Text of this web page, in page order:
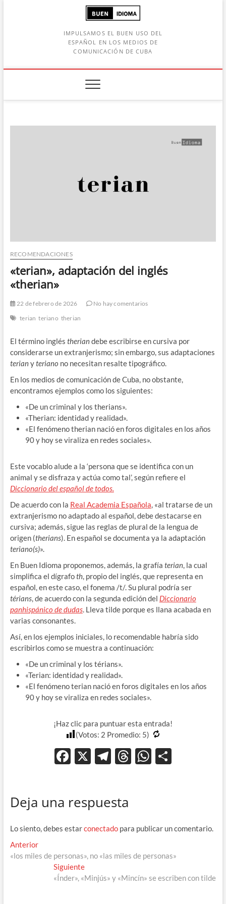
IMPULSAMOS EL BUEN USO DEL
ESPAÑOL EN LOS MEDIOS DE
COMUNICACIÓN DE CUBA
RECOMENDACIONES
«terian», adaptación del inglés
«therian»
22 de febrero de 2026
No hay comentarios
terian teriano therian
El término inglés theriandebe escribirse en cursiva por
considerarse un extranjerismo; sin embargo, sus adaptaciones
terianyteriano no necesitan resalte tipográfico.
En los medios de comunicación de Cuba, no obstante,
encontramos ejemplos como los siguientes:
«De un criminal y los therians».
«Therian: identidad y realidad».
«El fenómeno therian nació en foros digitales en los años
90 y hoy se viraliza en redes sociales».
Este vocablo alude a la ‘persona que se identifica con un
animal y se disfraza y actúa como tal’, según refiere el
Diccionario del español de todos.
De acuerdo con la Real Academia Española , «al tratarse de un
extranjerismo no adaptado al español, debe destacarse en
cursiva; además, sigue las reglas de plural de la lengua de
origen (therians). En español se documenta ya la adaptación
teriano(s)».
En Buen Idioma proponemos, además, la grafía terian, la cual
simplifica el dígrafoth, propio del inglés, que representa en
español, en este caso, el fonema /t/. Su plural podría ser
térians, de acuerdo con la segunda edición del Diccionario
panhispánico de dudas. Lleva tilde porque es llana acabada en
varias consonantes.
Así, en los ejemplos iniciales, lo recomendable habría sido
escribirlos como se muestra a continuación:
«De un criminal y los térians».
«Terian: identidad y realidad».
«El fenómeno terian nació en foros digitales en los años
90 y hoy se viraliza en redes sociales».
¡Haz clic para puntuar esta entrada!
(Votos: 2 Promedio: 5)
F
b
o
k
X T
gr
m
T W
p
p
ti
Deja una respuesta
Lo siento, debes estarconectadopara publicar un comentario.
Navegación
de
entradas
AnteriorEntrada
anterior:
«los miles de personas», no «las miles de personas»
SiguienteEntrada
siguiente:
«Índer», «Minjús» y «Mincín» se escriben con tilde